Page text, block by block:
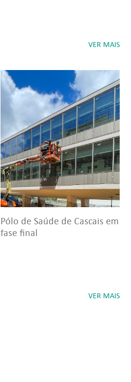
VER MAIS
Pólo de Saúde de Cascais em
fase final
VER MAIS